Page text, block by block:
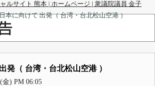
ルサイト 熊本 | ホームページ | 衆議院議員 金子
本に向けて 出発（ 台湾・台北松山空港 ）
発（ 台湾・台北松山空港 ）
金) PM 06:05